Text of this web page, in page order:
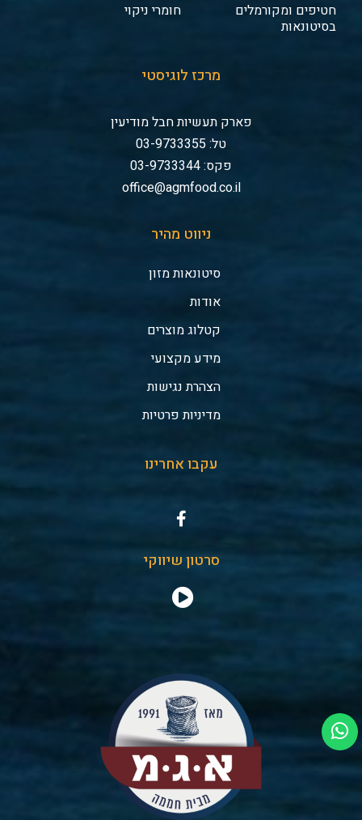
חטיפים ומקורמלים
בסיטונאות
חומרי ניקוי
מרכז לוגיסטי
פארק תעשיות חבל מודיעין
טל: 03-9733355
פקס: 03-9733344
office@agmfood.co.il
ניווט מהיר
סיטונאות מזון
אודות
קטלוג מוצרים
מידע מקצועי
הצהרת נגישות
מדיניות פרטיות
עקבו אחרינו
סרטון שיווקי